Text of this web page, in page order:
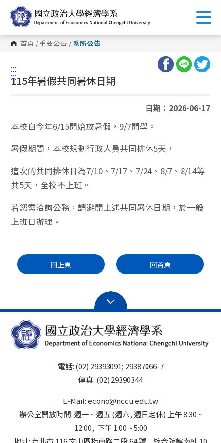
到
主
內
容 首頁 /重要公告 / 系所公告
:::
:::
115年暑假共同暑休日期
日期：2026-06-17
本校自今年6/15開始放暑假，9/7開學。
暑假期間，本校規劃行政人員共同排休5天，
這次的共同排休日為7/10、7/17、7/24、8/7、8/14等
共5天，全校不上班。
若您需洽詢公務，請避開上述共同暑休日期，於一般
上班日辦理。
回上頁 回首頁
電話: (02) 29393091; 29387066-7
傳真: (02) 29390344
E-Mail: econo@nccu.edu.tw
辦公室開放時間: 週一 ~ 週五 (週六, 週日定休) 上午 8:30 ~
12:00, 下午 1:00 ~ 5:00
地址: 台北市 116 文山區指南路二段 64 號 綜合院館南棟 10